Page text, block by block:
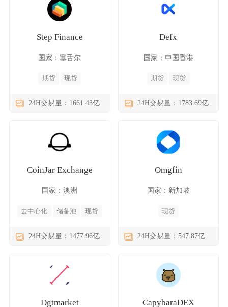
Step Finance
国家：塞舌尔
期货 现货
24H交易量：1661.43亿
Defx
国家：中国香港
期货 现货
24H交易量：1783.69亿
CoinJar Exchange
国家：澳洲
去中心化 储备池 现货
24H交易量：1477.96亿
Omgfin
国家：新加坡
现货
24H交易量：547.87亿
Dgtmarket CapybaraDEX